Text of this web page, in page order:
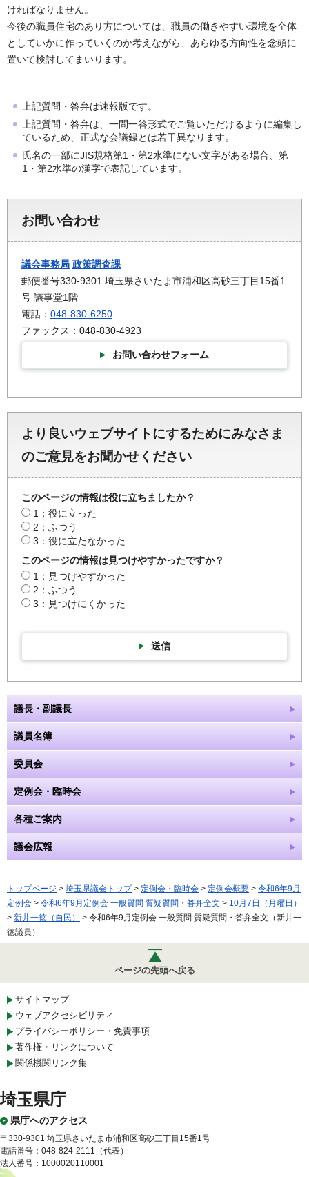
ければなりません。
今後の職員住宅のあり方については、職員の働きやすい環境を全体
としていかに作っていくのか考えながら、あらゆる方向性を念頭に
置いて検討してまいります。
上記質問・答弁は速報版です。
上記質問・答弁は、一問一答形式でご覧いただけるように編集し
ているため、正式な会議録とは若干異なります。
氏名の一部にJIS規格第1・第2水準にない文字がある場合、第
1・第2水準の漢字で表記しています。
お問い合わせ
議会事務局 政策調査課
郵便番号330-9301 埼玉県さいたま市浦和区高砂三丁目15番1
号 議事堂1階
電話： 048-830-6250
ファックス：048-830-4923
お問い合わせフォーム
より良いウェブサイトにするためにみなさま
のご意見をお聞かせください
このページの情報は役に立ちましたか？
1：役に立った
2：ふつう
3：役に立たなかった
このページの情報は見つけやすかったですか？
1：見つけやすかった
2：ふつう
3：見つけにくかった
送信
議長・副議長
議員名簿
委員会
定例会・臨時会
各種ご案内
議会広報
トップページ > 埼玉県議会トップ> 定例会・臨時会 > 定例会概要 > 令和6年9月
定例会 > 令和6年9月定例会 一般質問 質疑質問・答弁全文 > 10月7日（月曜日）
> 新井一徳（自民）
> 令和6年9月定例会 一般質問 質疑質問・答弁全文（新井一
徳議員）
ページの先頭へ戻る
サイトマップ
ウェブアクセシビリティ
プライバシーポリシー・免責事項
著作権・リンクについて
関係機関リンク集
埼玉県庁
県庁へのアクセス
〒330-9301 埼玉県さいたま市浦和区高砂三丁目15番1号
電話番号：048-824-2111（代表）
法人番号：1000020110001